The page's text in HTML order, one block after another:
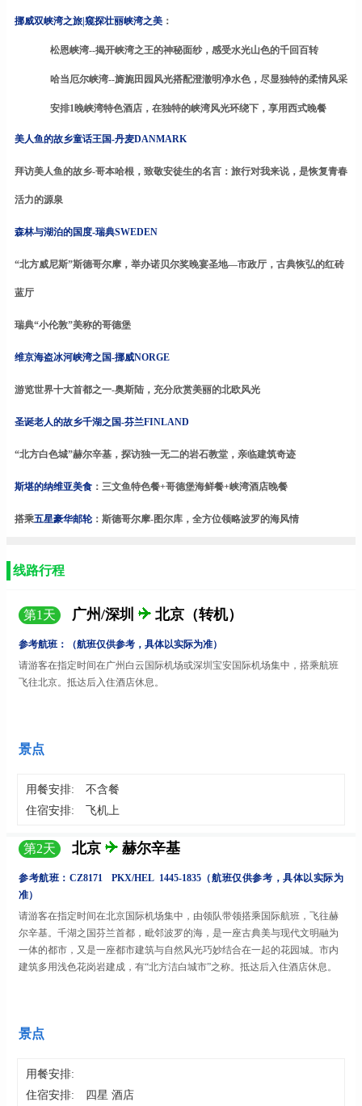
挪威双峡湾之旅 |窥探壮丽峡湾之美 ：
松恩峡湾--揭开峡湾之王的神秘面纱，感受水光山色的千回百转
哈当厄尔峡湾--旖旎田园风光搭配澄澈明净水色，尽显独特的柔情风采
安排1晚峡湾特色酒店，在独特的峡湾风光环绕下，享用西式晚餐
美人鱼的故乡童话王国-丹麦DANMARK
拜访美人鱼的故乡-哥本哈根 ， 致敬安徒生的名言：旅行对我来说，是恢复青春
活力的源泉
森林与湖泊的国度-瑞典SWEDEN
“北方威尼斯”斯德哥尔摩，举办诺贝尔奖晚宴圣地—市政厅， 古典恢弘的红砖
蓝厅
瑞典“小伦敦”美称的哥德堡
维京海盗冰河峡湾之国-挪威NORGE
游览世界十大首都之一-奥斯陆，充分欣赏美丽的北欧风光
圣诞老人的故乡千湖之国-芬兰FINLAND
“北方白色城”赫尔辛基， 探访独一无二的岩石教堂，亲临建筑奇迹
斯堪的纳维亚美食 ： 三文鱼特色餐+哥德堡海鲜餐+峡湾酒店晚餐
搭乘五星豪华邮轮：斯德哥尔摩-图尔库 ， 全方位领略波罗的海风情
线路行程
第1 天 广州/深圳 北京（转机）
参考航班：（航班仅供参考，具体以实际为准）
请游客在指定时间在广州白云国际机场或深圳宝安国际机场集中，搭乘航班
飞往北京。抵达后入住酒店休息。
景点
用餐安排:
不含餐
住宿安排:
飞机上
第2天 北京 赫尔辛基
参考航班： CZ8171 PKX/HEL 1445-1835（航班仅供参考，具体以实际为
准）
请游客在指定时间在北京国际机场集中，由领队带领搭乘国际航班，飞往赫
尔辛基。千湖之国芬兰首都，毗邻波罗的海，是一座古典美与现代文明融为
一体的都市，又是一座都市建筑与自然风光巧妙结合在一起的花园城。市内
建筑多用浅色花岗岩建成，有“北方洁白城市”之称。抵达后入住酒店休息。
景点
用餐安排:
住宿安排:
四星 酒店